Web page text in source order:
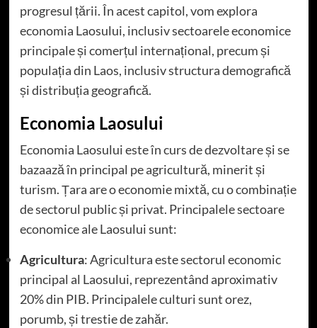
progresul țării. În acest capitol, vom explora
economia Laosului, inclusiv sectoarele economice
principale și comerțul internațional, precum și
populația din Laos, inclusiv structura demografică
și distribuția geografică.
Economia Laosului
Economia Laosului este în curs de dezvoltare și se
bazaază în principal pe agricultură, minerit și
turism. Țara are o economie mixtă, cu o combinație
de sectorul public și privat. Principalele sectoare
economice ale Laosului sunt:
Agricultura: Agricultura este sectorul economic
principal al Laosului, reprezentând aproximativ
20% din PIB. Principalele culturi sunt orez,
porumb, și trestie de zahăr.